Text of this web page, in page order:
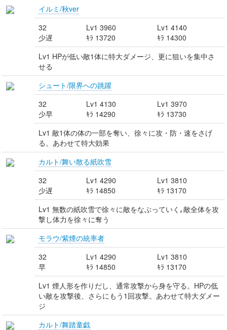
イルミ/秋ver
32
少遅
Lv1 3960
ｷﾗ 13720
Lv1 4140
ｷﾗ 14300
Lv1 HPが低い敵1体に特大ダメージ、更に狙いを集中さ
せる
シュート/限界への跳躍
32
少早
Lv1 4130
ｷﾗ 14290
Lv1 3970
ｷﾗ 13730
Lv1 敵1体の体の一部を奪い、徐々に攻・防・速をさげ
る。あわせて特大効果
カルト/舞い散る紙吹雪
32
少遅
Lv1 4290
ｷﾗ 14850
Lv1 3810
ｷﾗ 13170
Lv1 無数の紙吹雪で徐々に敵をなぶっていく｡敵全体を攻
撃し体力を徐々に奪う
モラウ/紫煙の統率者
32
早
Lv1 4290
ｷﾗ 14850
Lv1 3810
ｷﾗ 13170
Lv1 煙人形を作りだし、通常攻撃から身を守る。HPの低
い敵を攻撃後、さらにもう1回攻撃。あわせて特大ダメー
ジ
カルト/舞踏童戯